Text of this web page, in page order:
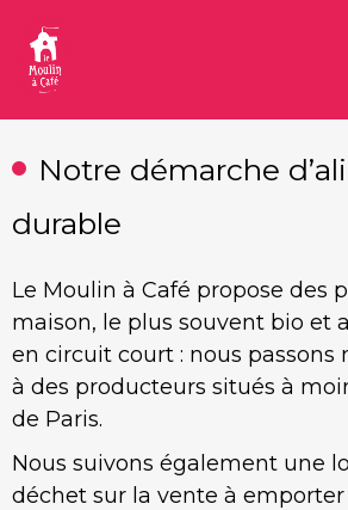
contenu
Notre démarche
durable
Le Moulin à Café propose des
maison, le plus souvent bio et
en circuit court : nous passons
à des producteurs situés à
de Paris.
Nous suivons également une
déchet sur la vente à